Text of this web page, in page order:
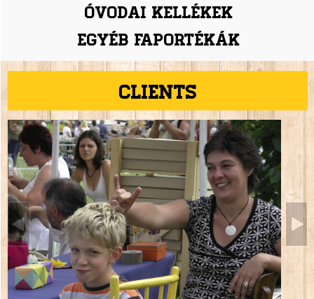
Óvodai kellékek
Egyéb faportékák
Clients